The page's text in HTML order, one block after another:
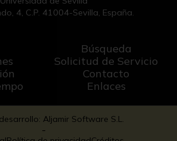
4, C.P. 41004-Sevilla, España.
Búsqueda
Solicitud de Servicio
Contacto
Enlaces
Aljamir Software S.L.
-